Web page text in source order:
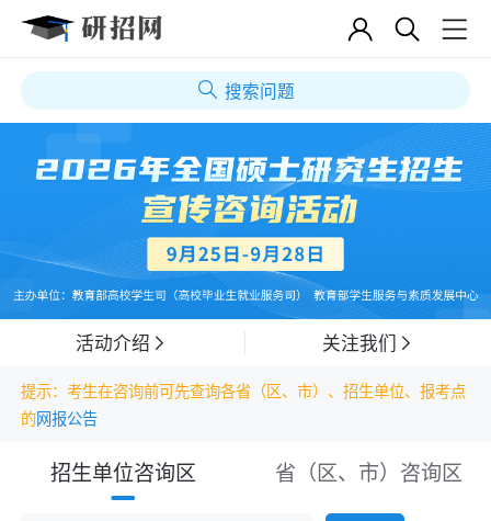
搜索问题
活动介绍 关注我们
提示：考生在咨询前可先查询各省（区、市）、招生单位、报考点
的网报公告
招生单位咨询区 省（区、市）咨询区